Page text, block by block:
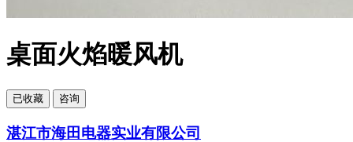
桌面火焰暖风机
已收藏 咨询
湛江市海田电器实业有限公司